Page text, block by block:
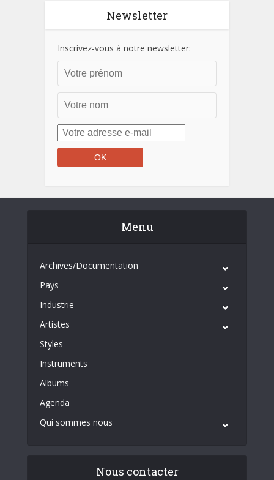
Newsletter
Inscrivez-vous à notre newsletter:
Menu
Archives/Documentation
Pays
Industrie
Artistes
Styles
Instruments
Albums
Agenda
Qui sommes nous
Nous contacter